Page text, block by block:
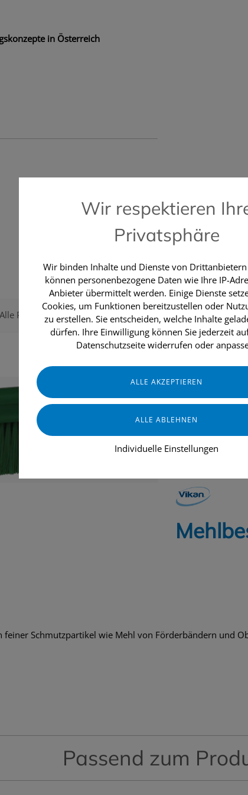
in Österreich
📞 Kostenlose Hotline +43 664
Alle Produkte Aktionen Topseller
INDUSTRIE &
feiner Schmutzpartikel wie Mehl von Förderbändern und
Passend zum
Wir respektieren
Privatsphäre
Wir binden Inhalte und Dienste von
können personenbezogene Daten wie Ihre IP-
Anbieter übermittelt werden. Einige Dienste
Cookies, um Funktionen bereitzustellen oder
zu erstellen. Sie entscheiden, welche Inhalte
dürfen. Ihre Einwilligung können Sie jederzeit
Datenschutzseite widerrufen oder
Individuelle Einstellungen